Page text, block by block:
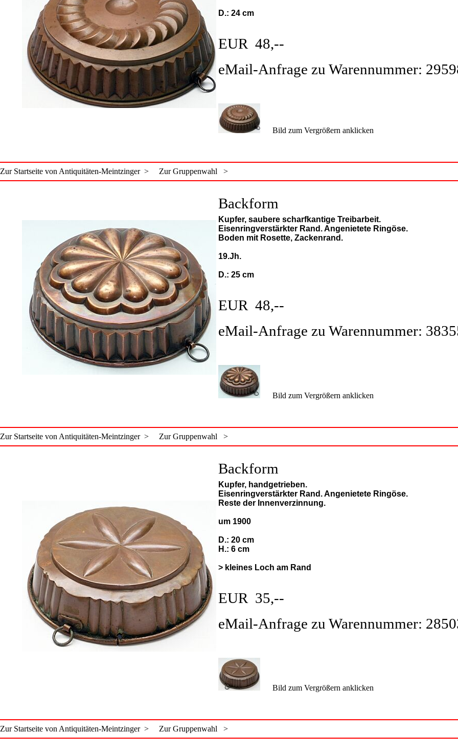
D.: 24 cm
EUR 48,--
eMail-Anfrage zu Warennummer:
Bild zum Vergrößern anklicken
Zur Startseite von Antiquitäten-Meintzinger > Zur Gruppenwahl >
Backform
Kupfer, saubere scharfkantige Treibarbeit.
Eisenringverstärkter Rand. Angenietete Ringöse.
Boden mit Rosette, Zackenrand.
19.Jh.
D.: 25 cm
EUR 48,--
eMail-Anfrage zu Warennummer:
Bild zum Vergrößern anklicken
Zur Startseite von Antiquitäten-Meintzinger > Zur Gruppenwahl >
Backform
Kupfer, handgetrieben.
Eisenringverstärkter Rand. Angenietete Ringöse.
Reste der Innenverzinnung.
um 1900
D.: 20 cm
H.: 6 cm
> kleines Loch am Rand
EUR 35,--
eMail-Anfrage zu Warennummer:
Bild zum Vergrößern anklicken
Zur Startseite von Antiquitäten-Meintzinger > Zur Gruppenwahl >